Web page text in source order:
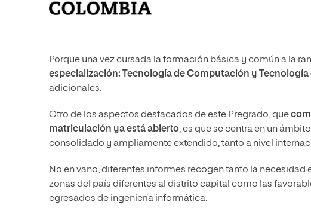
Porque una vez cursada la formación básica y común a la
especialización: Tecnología de Computación y
adicionales.
Otro de los aspectos destacados de este Pregrado, que
matriculación ya está abierto, es que se centra en un
consolidado y ampliamente extendido, tanto a nivel
No en vano, diferentes informes recogen tanto la
zonas del país diferentes al distrito capital como las
egresados de ingeniería informática.